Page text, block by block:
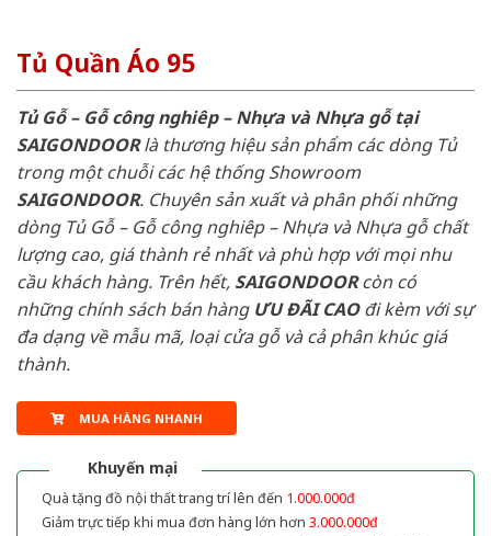
Tủ Quần Áo 95
Tủ Gỗ – Gỗ công nghiêp – Nhựa và Nhựa gỗ tại
SAIGONDOORlà thương hiệu sản phẩm các dòng Tủ
trong một chuỗi các hệ thống Showroom
SAIGONDOOR. Chuyên sản xuất và phân phối những
dòng Tủ Gỗ – Gỗ công nghiêp – Nhựa và Nhựa gỗ chất
lượng cao, giá thành rẻ nhất và phù hợp với mọi nhu
cầu khách hàng. Trên hết, SAIGONDOORcòn có
những chính sách bán hàng ƯU ĐÃI CAOđi kèm với sự
đa dạng về mẫu mã, loại cửa gỗ và cả phân khúc giá
thành.
MUA HÀNG NHANH
Khuyến mại
Quà tặng đồ nội thất trang trí lên đến 1.000.000đ
Giảm trực tiếp khi mua đơn hàng lớn hơn 3.000.000đ